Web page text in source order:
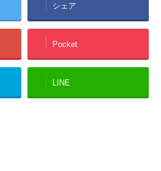
シェア
Pocket
LINE